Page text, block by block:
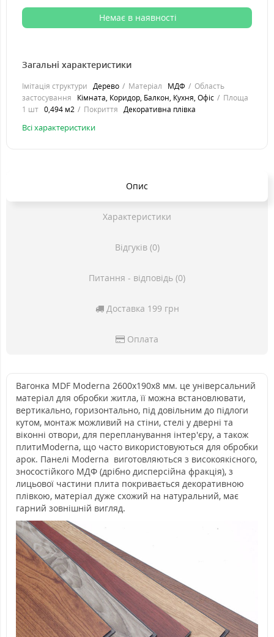
Немає в наявності
Загальні характеристики
Імітація структури Дерево Матеріал МДФ
Область
застосування
Кімната, Коридор, Балкон, Кухня, Офіс
Площа
1 шт 0,494 м2 Покриття Декоративна плівка
Всі характеристики
Опис
Характеристики
Відгуків (0)
Питання - відповідь (0)
Доставка 199 грн
Оплата
Вагонка MDF Moderna 2600x190x8 мм. це універсальний
матеріал для обробки житла, її можна встановлювати,
вертикально, горизонтально, під довільним до підлоги
кутом, монтаж можливий на стіни, стелі у дверні та
віконні отвори, для перепланування інтер'єру, а також
плитиModerna, що часто використовуються для обробки
арок. Панелі Moderna виготовляються з високоякісного,
зносостійкого МДФ (дрібно дисперсійна фракція), з
лицьової частини плита покривається декоративною
плівкою, матеріал дуже схожий на натуральний, має
гарний зовнішній вигляд.